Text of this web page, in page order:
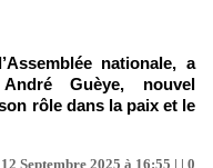
nationale, a
Guèye, nouvel
rôle dans la paix et le
Septembre 2025 à 16:55 | | 0